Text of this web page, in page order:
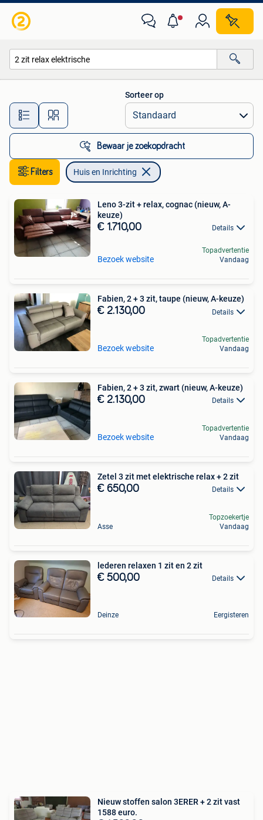
Alle afstanden…
Sorteer op
Bewaar je zoekopdracht
Filters Huis en Inrichting
Leno 3-zit + relax, cognac (nieuw, A-
keuze)
€ 1.710,00 Details
Bezoek website
Topadvertentie
Vandaag
Fabien, 2 + 3 zit, taupe (nieuw, A-keuze)
€ 2.130,00 Details
Bezoek website
Topadvertentie
Vandaag
Fabien, 2 + 3 zit, zwart (nieuw, A-keuze)
€ 2.130,00 Details
Bezoek website
Topadvertentie
Vandaag
Zetel 3 zit met elektrische relax + 2 zit
€ 650,00 Details
Asse
Topzoekertje
Vandaag
lederen relaxen 1 zit en 2 zit
€ 500,00 Details
Deinze Eergisteren
Nieuw stoffen salon 3ERER + 2 zit vast
1588 euro.